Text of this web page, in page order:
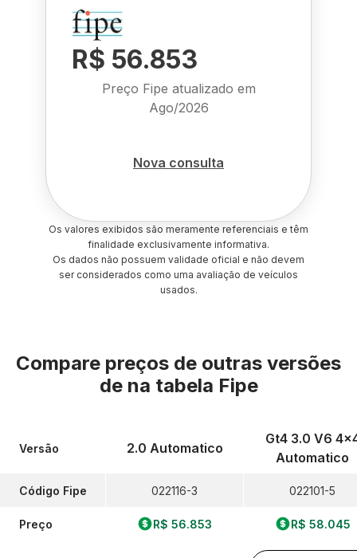
R$ 56.853
Preço Fipe atualizado em
Ago/2026
Nova consulta
Os valores exibidos são meramente referenciais e têm
finalidade exclusivamente informativa.
Os dados não possuem validade oficial e não devem
ser considerados como uma avaliação de veículos
usados.
Compare preços de outras versões
de na tabela Fipe
Versão
Código Fipe
Preço
2.0 Automatico
022116-3
R$ 56.853
Gt4 3.0 V6
Automatico
022101-5
R$ 58.045